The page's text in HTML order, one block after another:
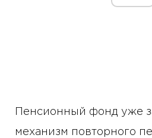
Пенсионный фонд уже
механизм повторного